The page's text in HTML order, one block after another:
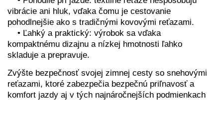
vibrácie ani hluk, vďaka čomu je cestovanie
pohodlnejšie ako s tradičnými kovovými reťazami.
• Ľahký a praktický: výrobok sa vďaka
kompaktnému dizajnu a nízkej hmotnosti ľahko
skladuje a prepravuje.
Zvýšte bezpečnosť svojej zimnej cesty so snehovými
reťazami, ktoré zabezpečia bezpečnú priľnavosť a
komfort jazdy aj v tých najnáročnejších podmienkach